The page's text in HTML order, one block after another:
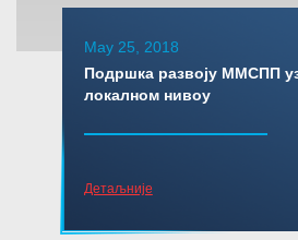
May 25, 2018
Подршка развоју ММСПП
локалном нивоу
Детаљније